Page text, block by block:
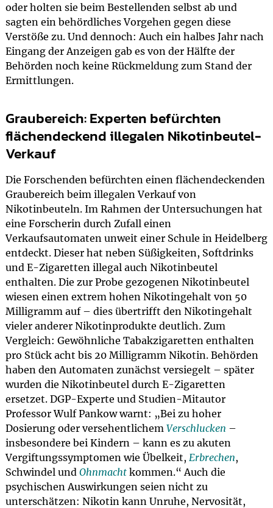
oder holten sie beim Bestellenden selbst ab und
sagten ein behördliches Vorgehen gegen diese
Verstöße zu. Und dennoch: Auch ein halbes Jahr nach
Eingang der Anzeigen gab es von der Hälfte der
Behörden noch keine Rückmeldung zum Stand der
Ermittlungen.
Graubereich: Experten befürchten
flächendeckend illegalen Nikotinbeutel-
Verkauf
Die Forschenden befürchten einen flächendeckenden
Graubereich beim illegalen Verkauf von
Nikotinbeuteln. Im Rahmen der Untersuchungen hat
eine Forscherin durch Zufall einen
Verkaufsautomaten unweit einer Schule in Heidelberg
entdeckt. Dieser hat neben Süßigkeiten, Softdrinks
und E-Zigaretten illegal auch Nikotinbeutel
enthalten. Die zur Probe gezogenen Nikotinbeutel
wiesen einen extrem hohen Nikotingehalt von 50
Milligramm auf – dies übertrifft den Nikotingehalt
vieler anderer Nikotinprodukte deutlich. Zum
Vergleich: Gewöhnliche Tabakzigaretten enthalten
pro Stück acht bis 20 Milligramm Nikotin. Behörden
haben den Automaten zunächst versiegelt – später
wurden die Nikotinbeutel durch E-Zigaretten
ersetzet. DGP-Experte und Studien-Mitautor
Professor Wulf Pankow warnt: „Bei zu hoher
Dosierung oder versehentlichem Verschlucken –
insbesondere bei Kindern – kann es zu akuten
Vergiftungssymptomen wie Übelkeit, Erbrechen,
Schwindel und Ohnmachtkommen.“ Auch die
psychischen Auswirkungen seien nicht zu
unterschätzen: Nikotin kann Unruhe, Nervosität,